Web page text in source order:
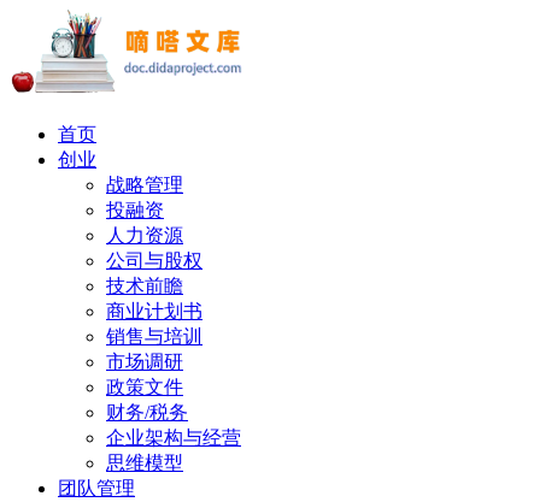
首页
创业
战略管理
投融资
人力资源
公司与股权
技术前瞻
商业计划书
销售与培训
市场调研
政策文件
财务/税务
企业架构与经营
思维模型
团队管理